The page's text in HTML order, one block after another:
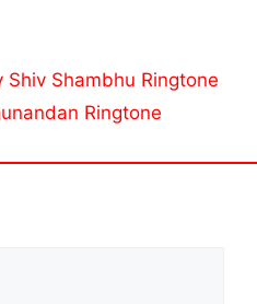
Shiv Shambhu Ringtone
Ringtone